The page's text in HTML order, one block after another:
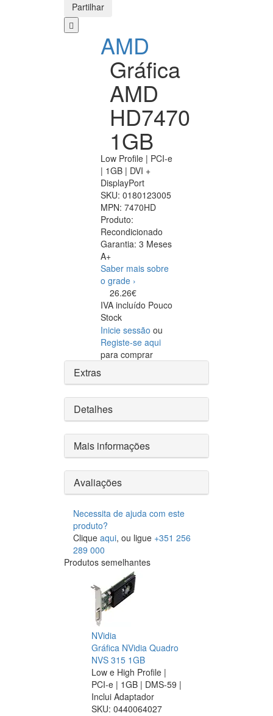
Partilhar
AMD
Gráfica
AMD
HD7470
1GB
Low Profile | PCI-e
| 1GB | DVI +
DisplayPort
SKU: 0180123005
MPN: 7470HD
Produto:
Recondicionado
Garantia: 3 Meses
A+
Saber mais sobre
o grade ›
26.26€
IVA incluído Pouco
Stock
Inicie sessão ou
Registe-se aqui
para comprar
Extras
Detalhes
Mais informações
Avaliações
Necessita de ajuda com este
produto?
Clique aqui, ou ligue +351 256
289 000
Produtos semelhantes
NVidia
Gráfica NVidia Quadro
NVS 315 1GB
Low e High Profile |
PCI-e | 1GB | DMS-59 |
Inclui Adaptador
SKU: 0440064027